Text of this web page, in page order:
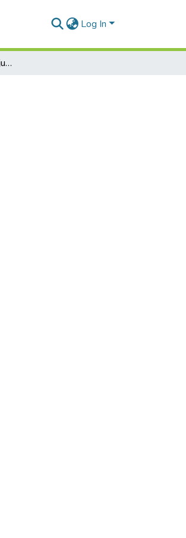
Log In
Virkņu teorija un tās lietojums matemātikā vidusskolā